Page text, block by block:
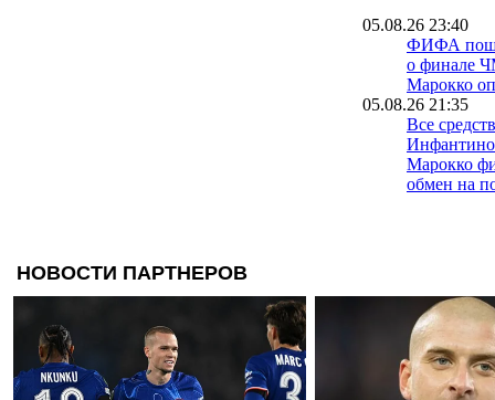
05.08.26 23:40
ФИФА
о финале
Марокко
05.08.26 21:35
Все
Марокко
обмен на
03.08.26 14:00
миллионов
03.08.26 12:30